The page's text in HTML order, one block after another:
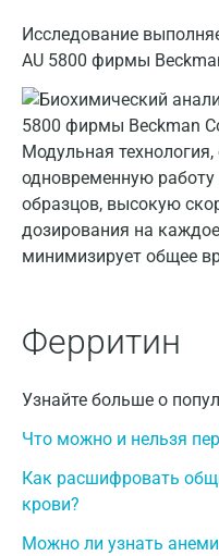
Исследование
AU 5800 фирмы
Модульная
одновременную
образцов, высокую
дозирования на
минимизирует общее
Ферритин
Узнайте больше о
Что можно и нельзя
Как расшифровать
крови?
Можно ли узнать